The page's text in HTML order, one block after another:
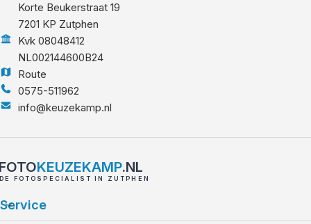
Korte Beukerstraat 19
7201 KP Zutphen
Kvk 08048412
NL002144600B24
Route
0575-511962
info@keuzekamp.nl
KEUZEKAMP.NL
DE FOTOSPECIALIST IN ZUTPHEN
Service